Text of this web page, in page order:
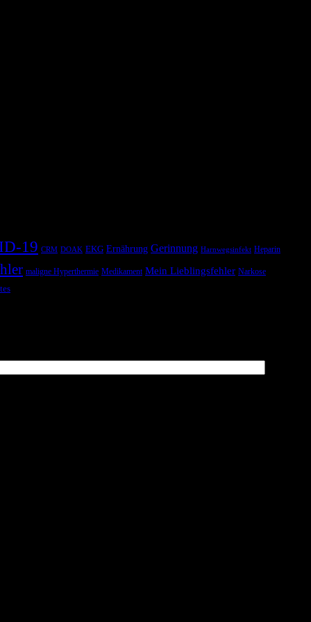
19 CRM DOAK EKG Ernährung Gerinnung Harnwegsinfekt Heparin
maligne Hyperthermie Medikament Mein Lieblingsfehler Narkose